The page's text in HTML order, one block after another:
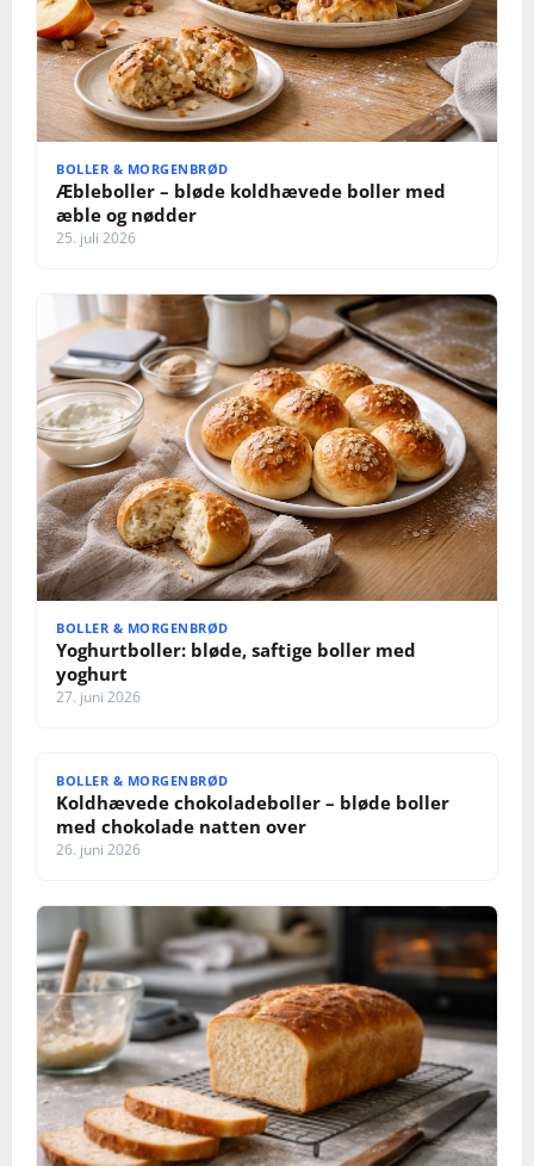
BOLLER & MORGENBRØD
Æbleboller – bløde koldhævede boller med
æble og nødder
25. juli 2026
BOLLER & MORGENBRØD
Yoghurtboller: bløde, saftige boller med
yoghurt
27. juni 2026
BOLLER & MORGENBRØD
Koldhævede chokoladeboller – bløde boller
med chokolade natten over
26. juni 2026